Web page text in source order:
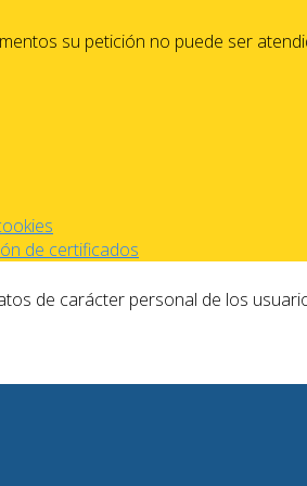
su petición no puede ser
de certificados
de carácter personal de los